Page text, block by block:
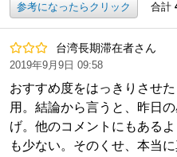
参考になったらクリック 合計
台湾長期滞在者さん
2019年9月9日 09:58
おすすめ度をはっきりさせ
用。結論から言うと、昨日
げ。他のコメントにもある
も少ない。そのくせ、本当